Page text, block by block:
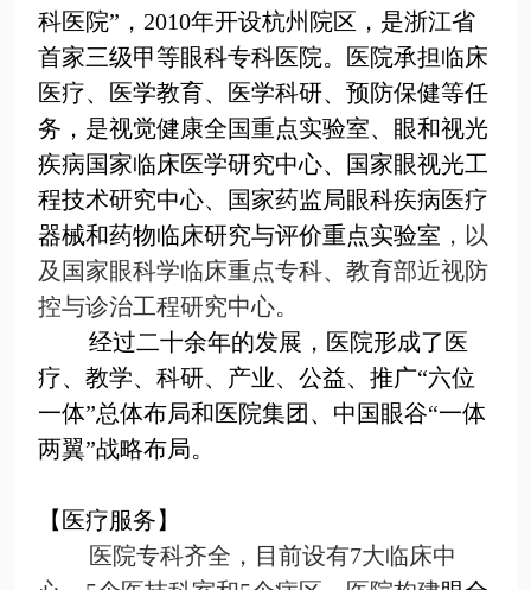
科医院”， 2010年开设杭州院区，是浙江省
首家三级甲等眼科专科医院。医院承担临床
医疗、医学教育、医学科研、预防保健等任
务，是视觉健康全国重点实验室、眼和视光
疾病国家临床医学研究中心、国家眼视光工
程技术研究中心、国家药监局眼科疾病医疗
器械和药物临床研究与评价重点实验室 ，以
及国家眼科学临床重点专科、教育部近视防
控与诊治工程研究中心。
经过二十余年的发展，医院形成了医
疗、教学、科研、产业、公益、推广“六位
一体”总体布局和医院集团、中国眼谷“一体
两翼”战略布局。
【医疗服务】
医院专科齐全，目前设有7大临床中